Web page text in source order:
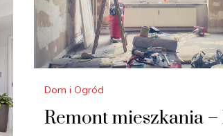
Dom i Ogród
Remont mieszkania